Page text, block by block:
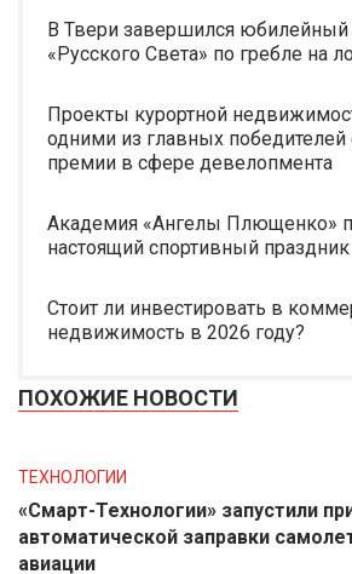
В Твери завершился юбилейный
«Русского Света» по гребле на
Проекты курортной
одними из главных
премии в сфере девелопмента
Академия «Ангелы Плющенко»
настоящий спортивный праздник
Стоит ли инвестировать в
недвижимость в 2026 году?
ПОХОЖИЕ НОВОСТИ
ТЕХНОЛОГИИ
«Смарт-Технологии» запустили
автоматической заправки
авиации